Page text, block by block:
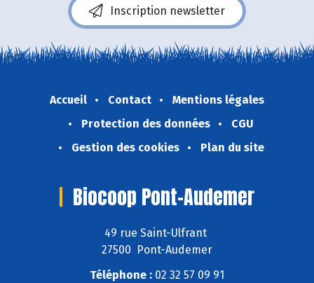
Inscription newsletter
Accueil Contact
Mentions légales
Protection des données
CGU
Gestion des cookies
Plan du site
Biocoop Pont-Audemer
49 rue Saint-Ulfrant
27500 Pont-Audemer
Téléphone : 02 32 57 09 91